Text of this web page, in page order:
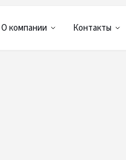
О компании Контакты